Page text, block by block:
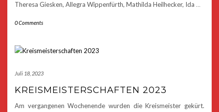
Theresa Giesken, Allegra Wippenfürth, Mathilda Heilhecker, Ida …
0 Comments
Juli 18, 2023
KREISMEISTERSCHAFTEN 2023
Am vergangenen Wochenende wurden die Kreismeister gekürt.